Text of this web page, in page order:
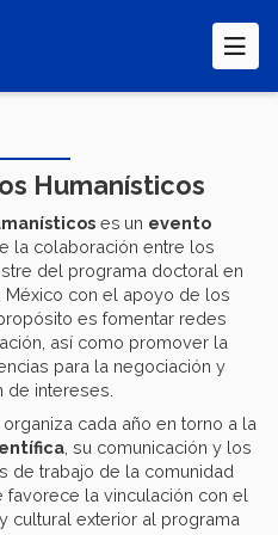
Humanísticos
es un evento
la colaboración entre los
del programa doctoral en
México con el apoyo de los
es fomentar redes
así como promover la
para la negociación y
de intereses.
cada año en torno a la
, su comunicación y los
de trabajo de la comunidad
favorece la vinculación con el
cultural exterior al programa